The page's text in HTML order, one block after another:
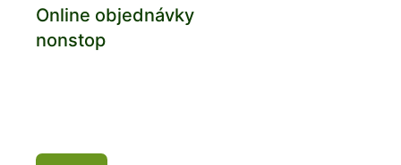
Online objednávky
nonstop